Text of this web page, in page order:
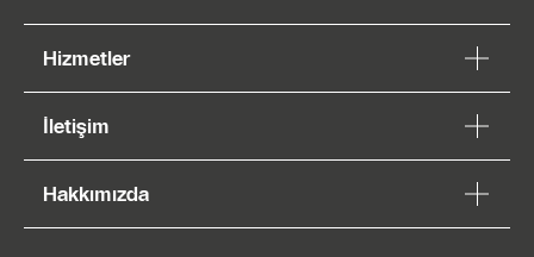
Hizmetler
İletişim
Hakkımızda